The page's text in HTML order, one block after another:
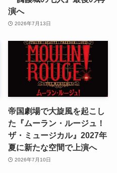
演へ
2026年7月13日
帝国劇場で大旋風を起こし
た『ムーラン・ルージュ！
ザ・ミュージカル』2027年
夏に新たな空間で上演へ
2026年7月10日